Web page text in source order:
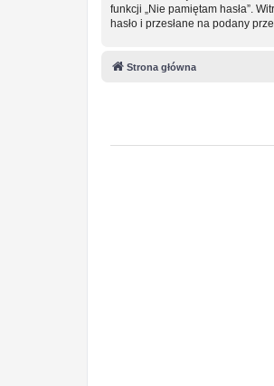
funkcji „Nie pamiętam hasła”.
hasło i przesłane na podany
Strona główna